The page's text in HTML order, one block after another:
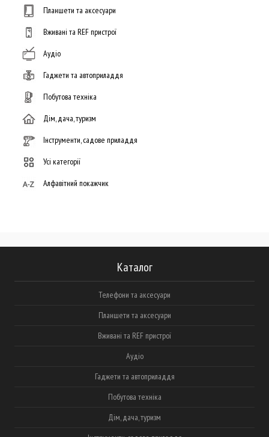
Планшети та аксесуари
Вживані та REF пристрої
Аудіо
Гаджети та автоприладдя
Побутова техніка
Дім, дача, туризм
Інструменти, садове приладдя
Усі категорії
Алфавітний покажчик
Каталог
Телефони та аксесуари
Планшети та аксесуари
Вживані та REF пристрої
Аудіо
Гаджети та автоприладдя
Побутова техніка
Дім, дача, туризм